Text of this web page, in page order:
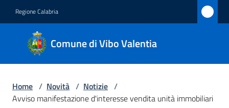
Regione Calabria
Comune di Vibo Valentia
Comune
di Vibo
Valentia
Home / Novità / Notizie /
Avviso manifestazione d'interesse vendita unità immobiliari